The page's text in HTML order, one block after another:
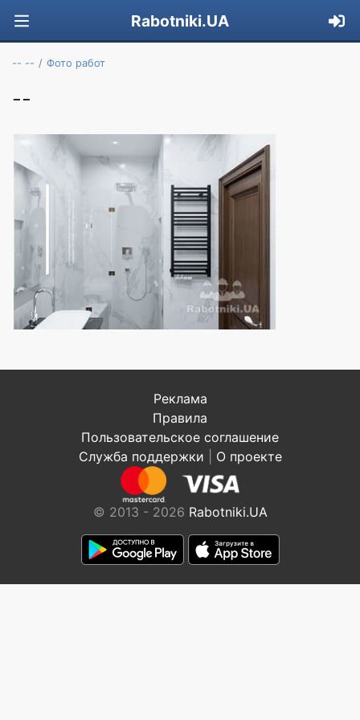
Rabotniki.UA
-- -- Фото работ
--
Реклама
Правила
Пользовательское соглашение
Служба поддержки
О проекте
© 2013 - 2026 Rabotniki.UA